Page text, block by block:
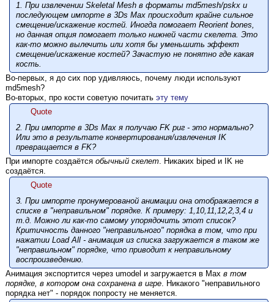
1. При извлечении Skeletal Mesh в форматы md5mesh/pskx и
последующем импорте в 3Ds Max происходит крайне сильное
смещение/искажение костей. Иногда помогает Reorient bones,
но данная опция помогает только нижней части скелета. Это
как-то можно вылечить или хотя бы уменьшить эффект
смещение/искажение костей? Зачастую не понятно где какая
кость.
Во-первых, я до сих пор удивляюсь, почему люди используют
md5mesh?
Во-вторых, про кости советую почитать эту тему
Quote
2. При импорте в 3Ds Max я получаю FK риг - это нормально?
Или это в результате конвертирования/извлечения IK
превращается в FK?
При импорте создаётся обычный скелет. Никаких biped и IK не
создаётся.
Quote
3. При импорте пронумерованой анимации она отображается в
списке в "неправильном" порядке. К примеру: 1,10,11,12,2,3,4 и
т.д. Можно ли как-то самому упорядочить этот список?
Критичность данного "неправильного" порядка в том, что при
нажатии Load All - анимация из списка загружается в таком же
"неправильном" порядке, что приводит к неправильному
воспроизведению.
Анимация экспортится через umodel и загружается в Max в том
порядке, в котором она сохранена в игре. Никакого "неправильного
порядка нет" - порядок попросту не меняется.